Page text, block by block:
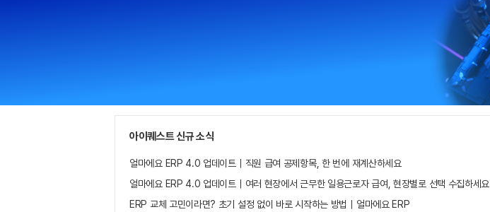
아이퀘스트 신규 소식
얼마에요 ERP 4.0 업데이트｜직원 급여 공제항목, 한 번에 재계산하세요
얼마에요 ERP 4.0 업데이트｜여러 현장에서 근무한 일용근로자 급여, 현장별로 선택 수집하세요
ERP 교체 고민이라면? 초기 설정 없이 바로 시작하는 방법｜얼마에요 ERP